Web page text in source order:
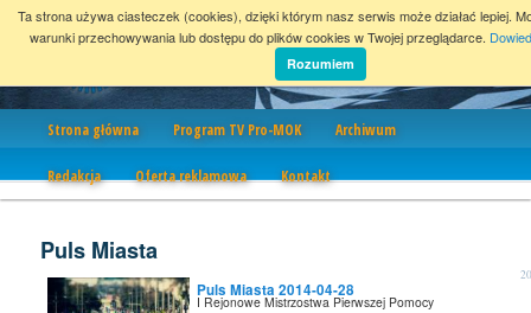
Strona główna Program TV Pro-MOK Archiwum
Redakcja Oferta reklamowa Kontakt
Puls Miasta
Puls Miasta 2014-04-28
I Rejonowe Mistrzostwa Pierwszej Pomocy
Ta strona używa ciasteczek (cookies), dzięki którym nasz serwis może działać lepiej.
warunki przechowywania lub dostępu do plików cookies w Twojej przeglądarce.
Rozumiem